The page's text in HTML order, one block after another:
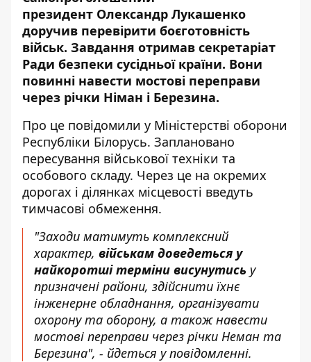
президент Олександр Лукашенко
доручив перевірити боєготовність
військ. Завдання отримав секретаріат
Ради безпеки сусідньої країни. Вони
повинні навести мостові переправи
через річки Німан і Березина.
Про це повідомили у Міністерстві оборони
Республіки Білорусь. Заплановано
пересування військової техніки та
особового складу. Через це на окремих
дорогах і ділянках місцевості введуть
тимчасові обмеження.
"Заходи матимуть комплексний
характер, військам доведеться у
найкоротші терміни висунутись у
призначені райони, здійснити їхнє
інженерне обладнання, організувати
охорону та оборону, а також навести
мостові переправи через річки Неман та
Березина", - йдеться у повідомленні.